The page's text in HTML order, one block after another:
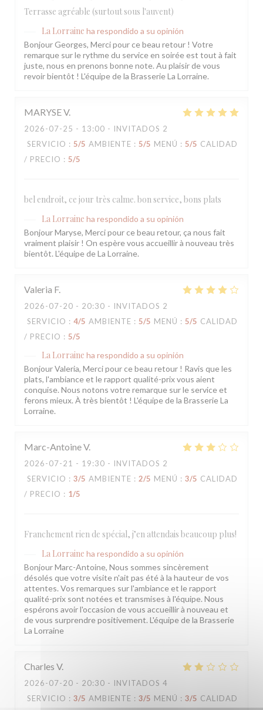
Terrasse agréable (surtout sous l'auvent)
La Lorraine ha respondido a su opinión
Bonjour Georges, Merci pour ce beau retour ! Votre
remarque sur le rythme du service en soirée est tout à fait
juste, nous en prenons bonne note. Au plaisir de vous
revoir bientôt ! L'équipe de la Brasserie La Lorraine.
MARYSEV
2026-07-25 - 13:00 - INVITADOS 2
SERVICIO : 5/5 AMBIENTE : 5/5 MENÚ : 5/5 CALIDAD
/ PRECIO : 5/5
bel endroit, ce jour très calme. bon service, bons plats
La Lorraine ha respondido a su opinión
Bonjour Maryse, Merci pour ce beau retour, ça nous fait
vraiment plaisir ! On espère vous accueillir à nouveau très
bientôt. L'équipe de La Lorraine.
Valeria F
2026-07-20 - 20:30 - INVITADOS 2
SERVICIO : 4/5 AMBIENTE : 5/5 MENÚ : 5/5 CALIDAD
/ PRECIO : 5/5
La Lorraine ha respondido a su opinión
Bonjour Valeria, Merci pour ce beau retour ! Ravis que les
plats, l'ambiance et le rapport qualité-prix vous aient
conquise. Nous notons votre remarque sur le service et
ferons mieux. À très bientôt ! L'équipe de la Brasserie La
Lorraine.
Marc-AntoineV
2026-07-21 - 19:30 - INVITADOS 2
SERVICIO : 3/5 AMBIENTE : 2/5 MENÚ : 3/5 CALIDAD
/ PRECIO : 1/5
Franchement rien de spécial, j’en attendais beaucoup plus!
La Lorraine ha respondido a su opinión
Bonjour Marc-Antoine, Nous sommes sincèrement
désolés que votre visite n'ait pas été à la hauteur de vos
attentes. Vos remarques sur l'ambiance et le rapport
qualité-prix sont notées et transmises à l'équipe. Nous
espérons avoir l'occasion de vous accueillir à nouveau et
de vous surprendre positivement. L'équipe de la Brasserie
La Lorraine
Charles V
2026-07-20 - 20:30 - INVITADOS 4
SERVICIO : 3/5 AMBIENTE : 3/5 MENÚ : 3/5 CALIDAD